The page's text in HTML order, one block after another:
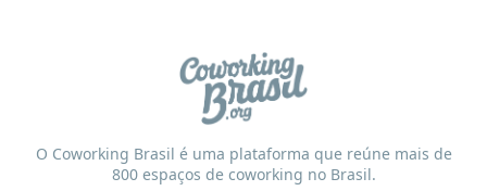
O Coworking Brasil é uma plataforma que reúne mais de
800 espaços de coworking no Brasil.